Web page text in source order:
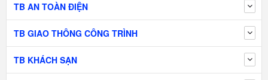
TB AN TOÀN ĐIỆN
TB GIAO THÔNG CÔNG TRÌNH
TB KHÁCH SẠN